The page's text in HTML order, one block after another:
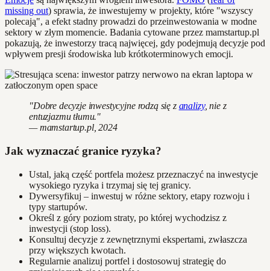
missing out) sprawia, że inwestujemy w projekty, które "wszyscy
polecają", a efekt stadny prowadzi do przeinwestowania w modne
sektory w złym momencie. Badania cytowane przez mamstartup.pl
pokazują, że inwestorzy tracą najwięcej, gdy podejmują decyzje pod
wpływem presji środowiska lub krótkoterminowych emocji.
"Dobre decyzje inwestycyjne rodzą się z analizy, nie z
entuzjazmu tłumu."
— mamstartup.pl, 2024
Jak wyznaczać granice ryzyka?
Ustal, jaką część portfela możesz przeznaczyć na inwestycje
wysokiego ryzyka i trzymaj się tej granicy.
Dywersyfikuj – inwestuj w różne sektory, etapy rozwoju i
typy startupów.
Określ z góry poziom straty, po której wychodzisz z
inwestycji (stop loss).
Konsultuj decyzje z zewnętrznymi ekspertami, zwłaszcza
przy większych kwotach.
Regularnie analizuj portfel i dostosowuj strategię do